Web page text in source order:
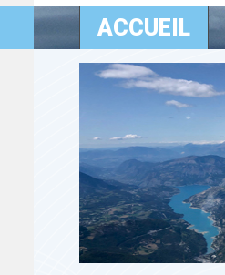
ACCUEIL